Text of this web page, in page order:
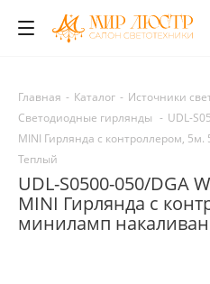
Главная - Каталог - Источники
Светодиодные гирлянды - UDL-
MINI Гирлянда с контроллером,
Теплый
UDL-S0500-050/DGA
MINI Гирлянда с
миниламп